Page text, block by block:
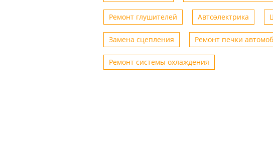
демократичные цены, обслуживаю
Сергей 18.10.2024
Быстрое и качественное
обслуживание . Обращался не
Ремонт глушителей Автоэлектрика
Замена сцепления Ремонт печки
Ремонт системы охлаждения